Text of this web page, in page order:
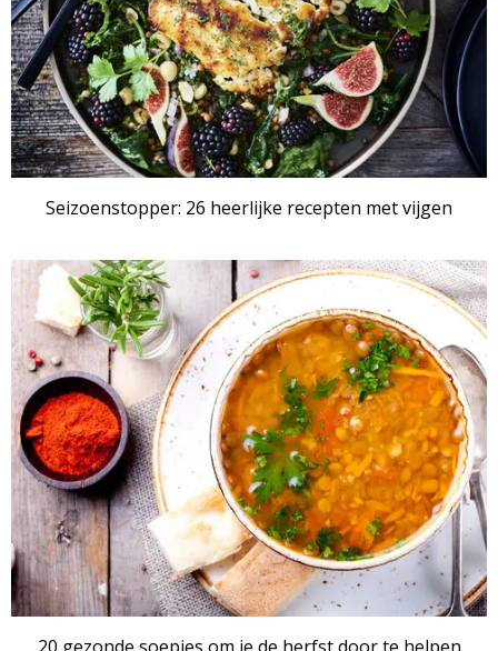
Seizoenstopper: 26 heerlijke recepten met vijgen
RECEPTENSET